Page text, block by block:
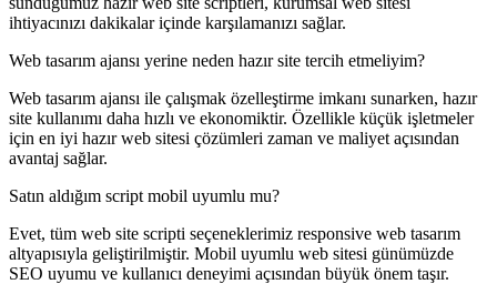
ihtiyacınızı dakikalar içinde karşılamanızı sağlar.
Web tasarım ajansı yerine neden hazır site tercih etmeliyim?
Web tasarım ajansı ile çalışmak özelleştirme imkanı sunarken, hazır
site kullanımı daha hızlı ve ekonomiktir. Özellikle küçük işletmeler
için en iyi hazır web sitesi çözümleri zaman ve maliyet açısından
avantaj sağlar.
Satın aldığım script mobil uyumlu mu?
Evet, tüm web site scripti seçeneklerimiz responsive web tasarım
altyapısıyla geliştirilmiştir. Mobil uyumlu web sitesi günümüzde
SEO uyumu ve kullanıcı deneyimi açısından büyük önem taşır.